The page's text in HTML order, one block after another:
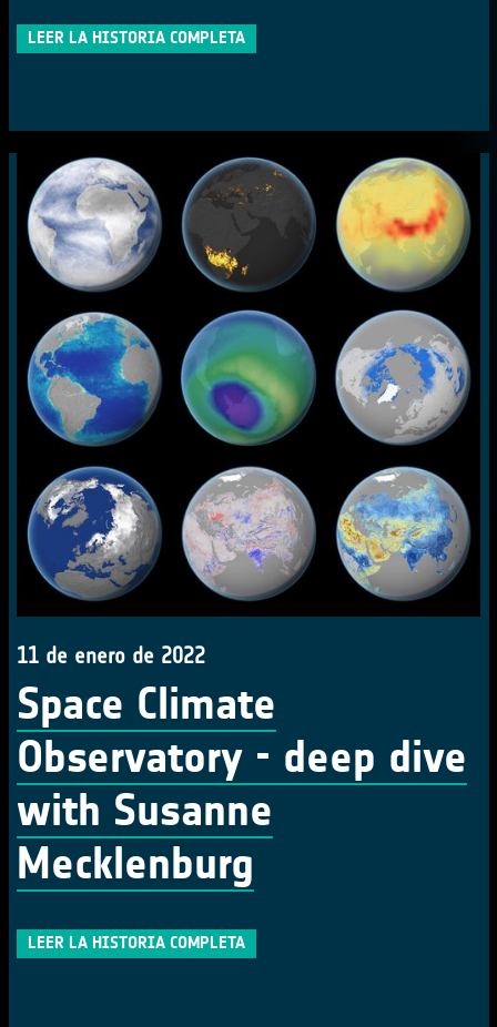
LEER LA HISTORIA COMPLETA
11 de enero de 2022
Space Climate
Observatory - deep dive
with Susanne
Mecklenburg
LEER LA HISTORIA COMPLETA